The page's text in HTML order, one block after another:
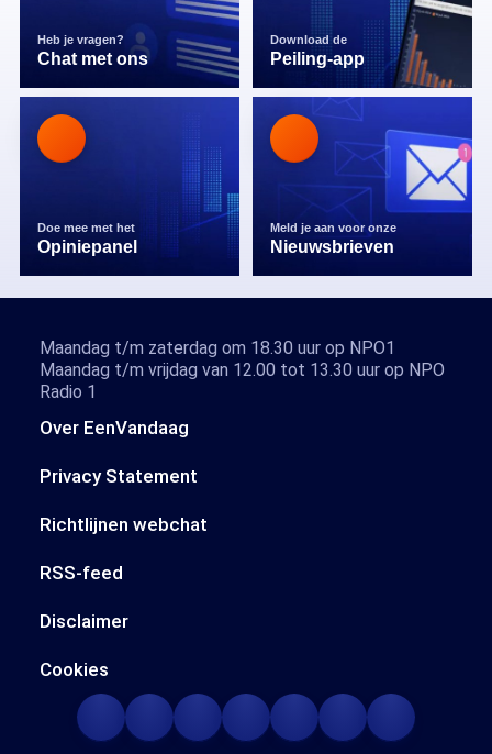
Heb je vragen?
Chat met ons
Download de
Peiling-app
Doe mee met het
Opiniepanel
Meld je aan voor onze
Nieuwsbrieven
Over EenVandaag
Privacy Statement
Richtlijnen webchat
RSS-feed
Disclaimer
Cookies
Maandag t/m zaterdag om 18.30 uur op NPO1
Maandag t/m vrijdag van 12.00 tot 13.30 uur op NPO
Radio 1